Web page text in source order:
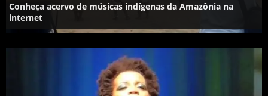
Conheça acervo de músicas indígenas da Amazônia na
internet